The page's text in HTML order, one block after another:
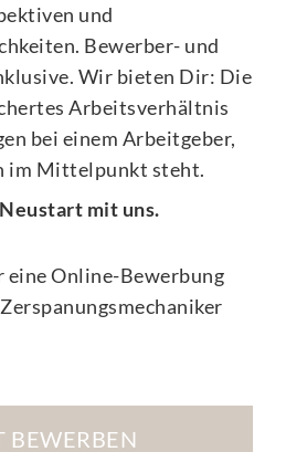
und
Bewerber- und
Wir bieten Dir: Die
Arbeitsverhältnis
bei einem Arbeitgeber,
im Mittelpunkt steht.
mit uns.
eine Online-Bewerbung
BEWERBEN